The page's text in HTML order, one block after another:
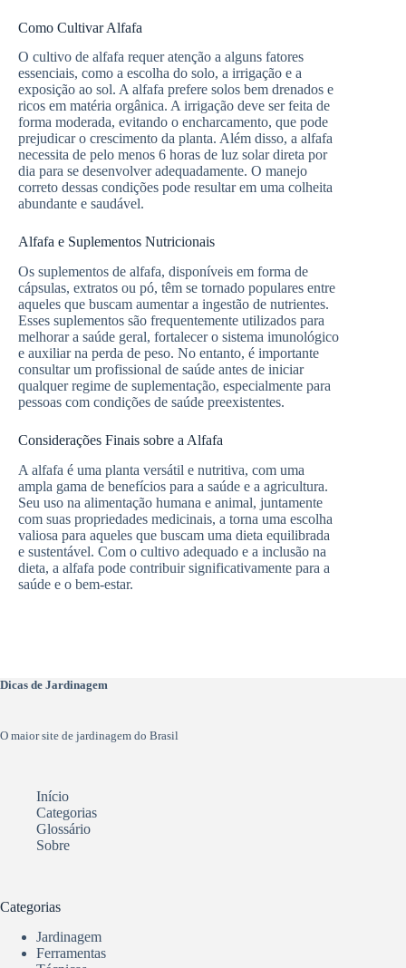
Como Cultivar Alfafa
O cultivo de alfafa requer atenção a alguns fatores
essenciais, como a escolha do solo, a irrigação e a
exposição ao sol. A alfafa prefere solos bem drenados e
ricos em matéria orgânica. A irrigação deve ser feita de
forma moderada, evitando o encharcamento, que pode
prejudicar o crescimento da planta. Além disso, a alfafa
necessita de pelo menos 6 horas de luz solar direta por
dia para se desenvolver adequadamente. O manejo
correto dessas condições pode resultar em uma colheita
abundante e saudável.
Alfafa e Suplementos Nutricionais
Os suplementos de alfafa, disponíveis em forma de
cápsulas, extratos ou pó, têm se tornado populares entre
aqueles que buscam aumentar a ingestão de nutrientes.
Esses suplementos são frequentemente utilizados para
melhorar a saúde geral, fortalecer o sistema imunológico
e auxiliar na perda de peso. No entanto, é importante
consultar um profissional de saúde antes de iniciar
qualquer regime de suplementação, especialmente para
pessoas com condições de saúde preexistentes.
Considerações Finais sobre a Alfafa
A alfafa é uma planta versátil e nutritiva, com uma
ampla gama de benefícios para a saúde e a agricultura.
Seu uso na alimentação humana e animal, juntamente
com suas propriedades medicinais, a torna uma escolha
valiosa para aqueles que buscam uma dieta equilibrada
e sustentável. Com o cultivo adequado e a inclusão na
dieta, a alfafa pode contribuir significativamente para a
saúde e o bem-estar.
Dicas de Jardinagem
O maior site de jardinagem do Brasil
Início
Categorias
Glossário
Sobre
Categorias
Jardinagem
Ferramentas